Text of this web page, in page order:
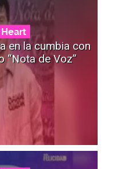
en la cumbia con
“Nota de Voz”